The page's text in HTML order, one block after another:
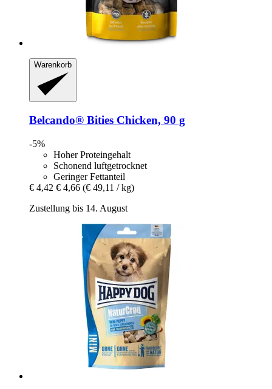
Warenkorb
Belcando® Bities Chicken, 90 g
-5%
Hoher Proteingehalt
Schonend luftgetrocknet
Geringer Fettanteil
€ 4,42 € 4,66 (€ 49,11 / kg)
Zustellung bis 14. August